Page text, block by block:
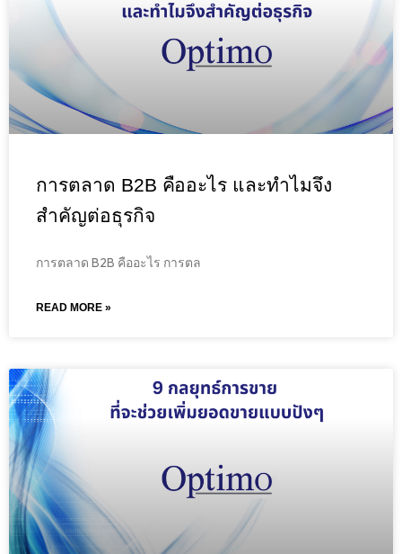
การตลาด B2B คืออะไร และทำไมจึง
สำคัญต่อธุรกิจ
การตลาด B2B คืออะไร การตล
READ MORE »